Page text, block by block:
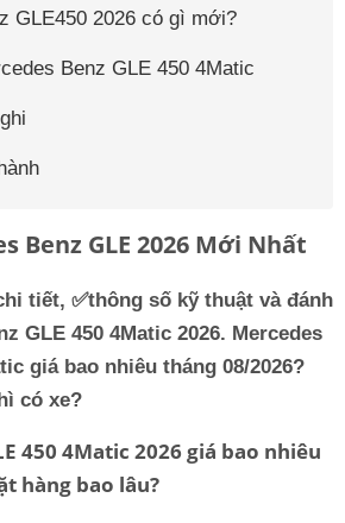
GLE450 2026 có gì mới?
Benz GLE 450 4Matic
Benz GLE 2026 Mới Nhất
tiết, ✅thông số kỹ thuật và đánh
GLE 450 4Matic 2026. Mercedes
giá bao nhiêu tháng 08/2026?
có xe?
450 4Matic 2026 giá bao nhiêu
hàng bao lâu?